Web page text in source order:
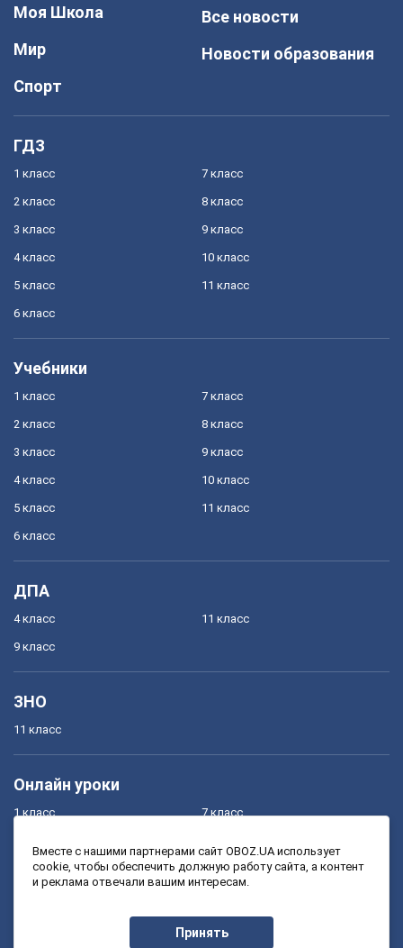
Моя Школа
Мир
Спорт
Все новости
Новости образования
ГДЗ
1 класс
2 класс
3 класс
4 класс
5 класс
6 класс
7 класс
8 класс
9 класс
10 класс
11 класс
Учебники
1 класс
2 класс
3 класс
4 класс
5 класс
6 класс
7 класс
8 класс
9 класс
10 класс
11 класс
ДПА
4 класс
9 класс
11 класс
ЗНО
11 класс
Онлайн уроки
1 класс
3 класс
7 класс
9 класс
Вместе с нашими партнерами сайт OBOZ.UA использует
cookie, чтобы обеспечить должную работу сайта, а контент
и реклама отвечали вашим интересам.
Принять